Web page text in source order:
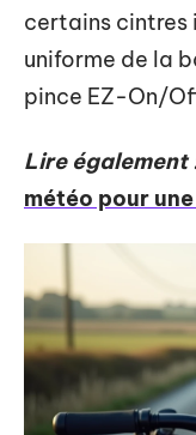
certains cintres
uniforme de la
pince EZ-On/
Lire également
météo pour